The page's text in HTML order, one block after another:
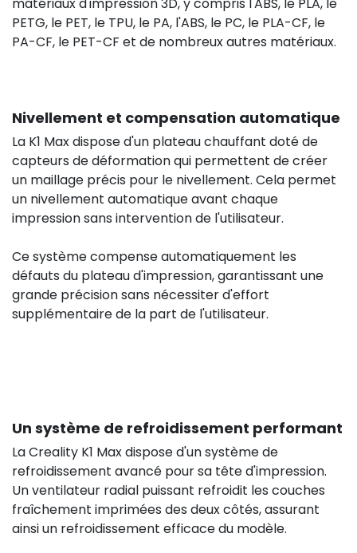
PETG, le PET, le TPU, le PA, l'ABS, le PC, le PLA-CF, le
PA-CF, le PET-CF et de nombreux autres matériaux.
Nivellement et compensation automatique
La K1 Max dispose d'un plateau chauffant doté de
capteurs de déformation qui permettent de créer
un maillage précis pour le nivellement. Cela permet
un nivellement automatique avant chaque
impression sans intervention de l'utilisateur.
Ce système compense automatiquement les
défauts du plateau d'impression, garantissant une
grande précision sans nécessiter d'effort
supplémentaire de la part de l'utilisateur.
Un système de refroidissement performant
La Creality K1 Max dispose d'un système de
refroidissement avancé pour sa tête d'impression.
Un ventilateur radial puissant refroidit les couches
fraîchement imprimées des deux côtés, assurant
ainsi un refroidissement efficace du modèle.